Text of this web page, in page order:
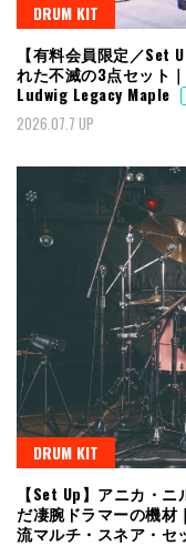
DRUM KIT
【有料会員限定／Set
れた不滅の3点セット
Ludwig Legacy Maple
2026.07.7 UP
DRUM KIT
【Set Up】アニカ・
だ凄腕ドラマーの機材
流マルチ・スネア・セ